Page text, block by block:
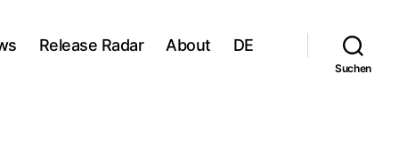
Release Radar About DE
Suchen